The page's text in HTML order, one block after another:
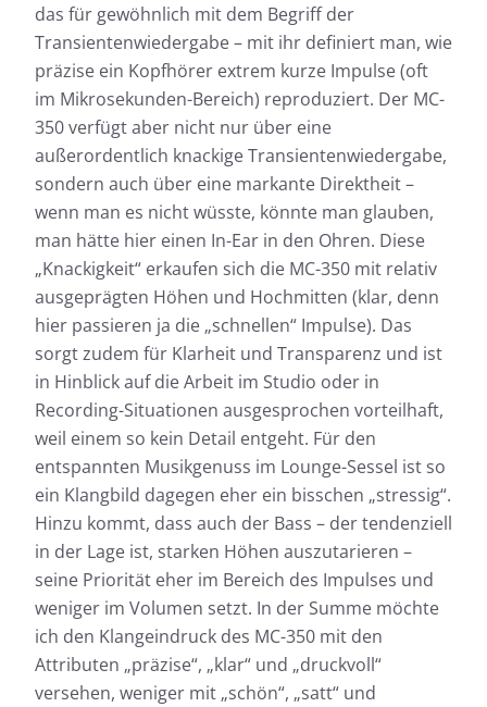
das für gewöhnlich mit dem Begriff der
Transientenwiedergabe – mit ihr definiert man, wie
präzise ein Kopfhörer extrem kurze Impulse (oft
im Mikrosekunden-Bereich) reproduziert. Der MC-
350 verfügt aber nicht nur über eine
außerordentlich knackige Transientenwiedergabe,
sondern auch über eine markante Direktheit –
wenn man es nicht wüsste, könnte man glauben,
man hätte hier einen In-Ear in den Ohren. Diese
„Knackigkeit“ erkaufen sich die MC-350 mit relativ
ausgeprägten Höhen und Hochmitten (klar, denn
hier passieren ja die „schnellen“ Impulse). Das
sorgt zudem für Klarheit und Transparenz und ist
in Hinblick auf die Arbeit im Studio oder in
Recording-Situationen ausgesprochen vorteilhaft,
weil einem so kein Detail entgeht. Für den
entspannten Musikgenuss im Lounge-Sessel ist so
ein Klangbild dagegen eher ein bisschen „stressig“.
Hinzu kommt, dass auch der Bass – der tendenziell
in der Lage ist, starken Höhen auszutarieren –
seine Priorität eher im Bereich des Impulses und
weniger im Volumen setzt. In der Summe möchte
ich den Klangeindruck des MC-350 mit den
Attributen „präzise“, „klar“ und „druckvoll“
versehen, weniger mit „schön“, „satt“ und